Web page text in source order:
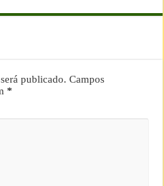
publicado. Campos
*